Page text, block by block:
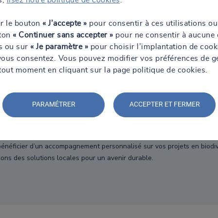
vous accompagnent sur de la veille réglementaire
de votre système de management
durable et de responsabilité sociétale sont certifiés par la
de vous pour une connaissance fine des enjeux régionaux et
NPS de 75, nos clients reconnaissent la qualité de nos prestations
mesure pour répondre aux besoins spécifiques de votre territoire
d’un accompagnement personnalisé sur vos projets en
des solutions locales pour un avenir durable.
le bouton « J’accepte » pour consentir à ces utilisations
« Continuer sans accepter » pour ne consentir à aucune
ou sur « Je paramètre » pour choisir l’implantation de
consentez. Vous pouvez modifier vos préférences de
moment en cliquant sur la page politique de cookies.
PARAMÉTRER ACCEPTER ET FERMER